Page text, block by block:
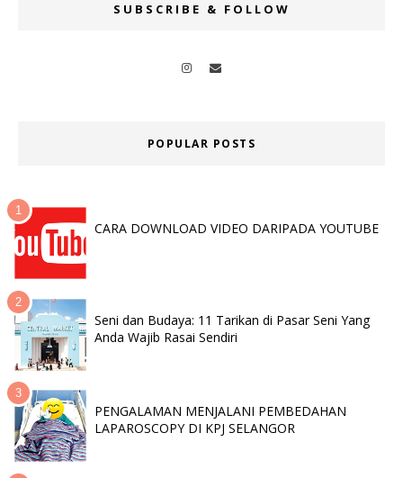
SUBSCRIBE & FOLLOW
POPULAR POSTS
CARA DOWNLOAD VIDEO DARIPADA YOUTUBE
Seni dan Budaya: 11 Tarikan di Pasar Seni Yang
Anda Wajib Rasai Sendiri
PENGALAMAN MENJALANI PEMBEDAHAN
LAPAROSCOPY DI KPJ SELANGOR